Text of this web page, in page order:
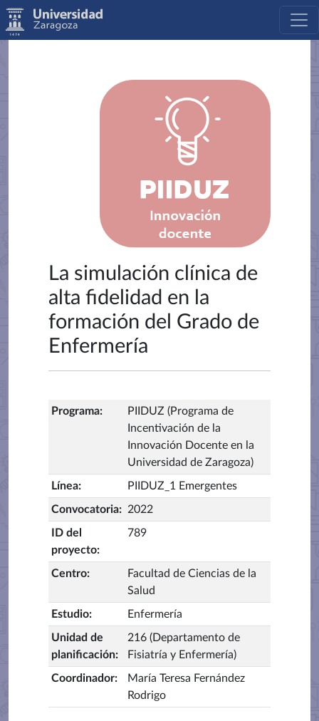
La simulación clínica de
alta fidelidad en la
formación del Grado de
Enfermería
Programa:
PIIDUZ (Programa de
Incentivación de la
Innovación Docente en la
Universidad de Zaragoza)
Línea: PIIDUZ_1 Emergentes
Convocatoria: 2022
ID del
proyecto:
789
Centro:
Facultad de Ciencias de la
Salud
Estudio: Enfermería
Unidad de
planificación:
216 (Departamento de
Fisiatría y Enfermería)
Coordinador:
María Teresa Fernández
Rodrigo